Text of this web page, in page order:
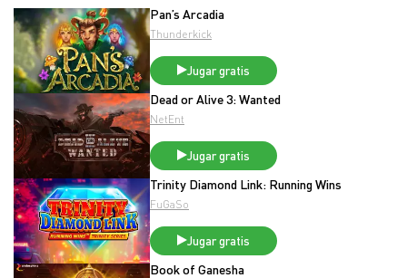
Pan’s Arcadia
Thunderkick
Jugar gratis
Dead or Alive 3: Wanted
NetEnt
Jugar gratis
Trinity Diamond Link: Running Wins
FuGaSo
Jugar gratis
Book of Ganesha